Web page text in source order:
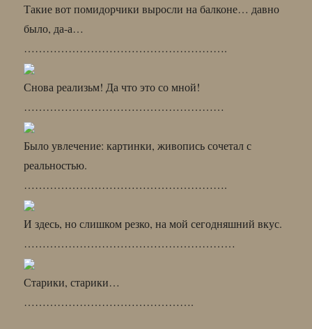
Такие вот помидорчики выросли на балконе… давно
было, да-а…
……………………………………………….
Снова реализьм! Да что это со мной!
………………………………………………
Было увлечение: картинки, живопись сочетал с
реальностью.
……………………………………………….
И здесь, но слишком резко, на мой сегодняшний вкус.
…………………………………………………
Старики, старики…
……………………………………….